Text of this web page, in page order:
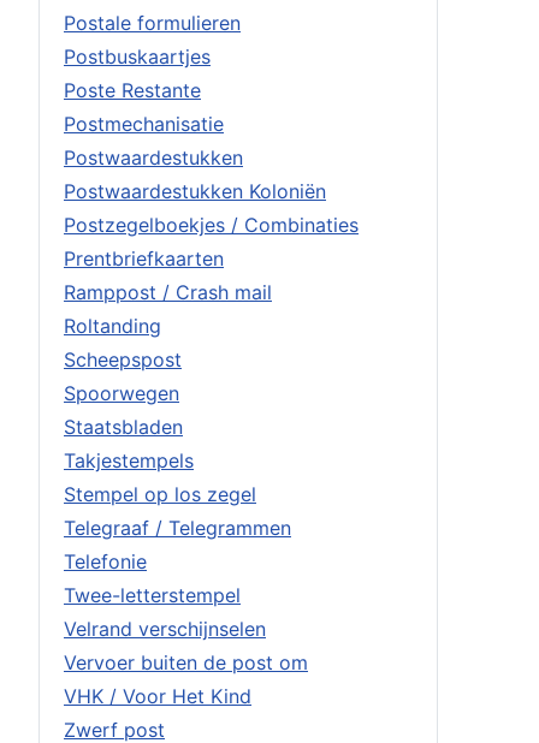
Postale formulieren
Postbuskaartjes
Poste Restante
Postmechanisatie
Postwaardestukken
Postwaardestukken Koloniën
Postzegelboekjes / Combinaties
Prentbriefkaarten
Ramppost / Crash mail
Roltanding
Scheepspost
Spoorwegen
Staatsbladen
Takjestempels
Stempel op los zegel
Telegraaf / Telegrammen
Telefonie
Twee-letterstempel
Velrand verschijnselen
Vervoer buiten de post om
VHK / Voor Het Kind
Zwerf post